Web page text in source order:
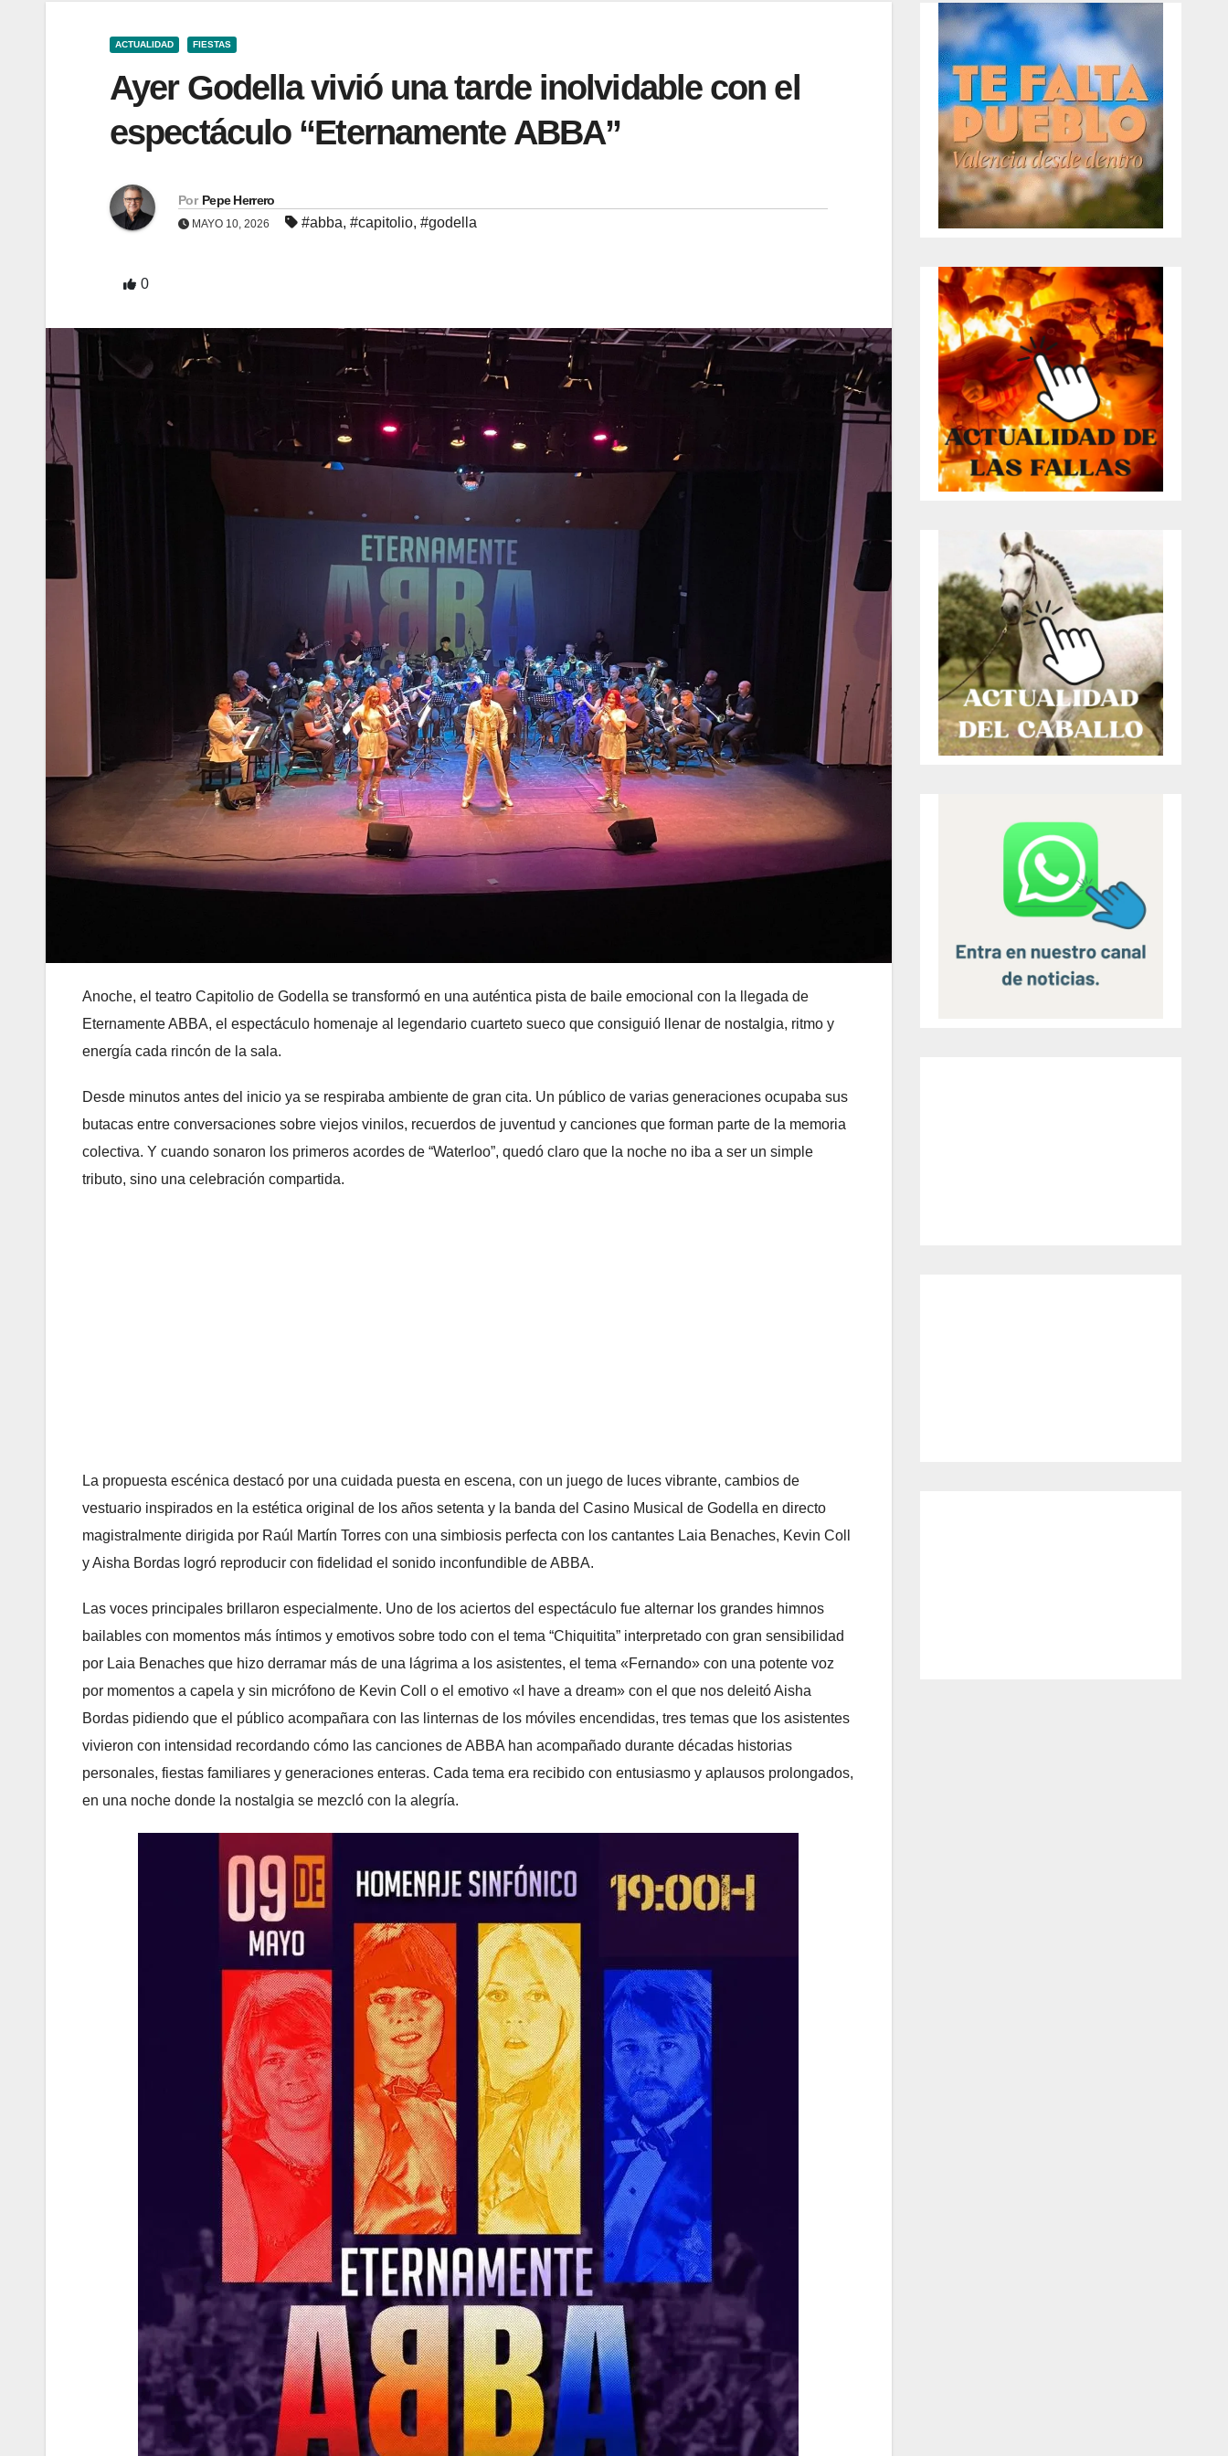
ACTUALIDAD FIESTAS
Ayer Godella vivió una tarde inolvidable con el
espectáculo “Eternamente ABBA”
Por Pepe Herrero
MAYO 10, 2026 #abba, #capitolio, #godella
0
Anoche, el teatro Capitolio de Godella se transformó en una auténtica pista de baile emocional con la llegada de
Eternamente ABBA, el espectáculo homenaje al legendario cuarteto sueco que consiguió llenar de nostalgia, ritmo y
energía cada rincón de la sala.
Desde minutos antes del inicio ya se respiraba ambiente de gran cita. Un público de varias generaciones ocupaba sus
butacas entre conversaciones sobre viejos vinilos, recuerdos de juventud y canciones que forman parte de la memoria
colectiva. Y cuando sonaron los primeros acordes de “Waterloo”, quedó claro que la noche no iba a ser un simple
tributo, sino una celebración compartida.
La propuesta escénica destacó por una cuidada puesta en escena, con un juego de luces vibrante, cambios de
vestuario inspirados en la estética original de los años setenta y la banda del Casino Musical de Godella en directo
magistralmente dirigida por Raúl Martín Torres con una simbiosis perfecta con los cantantes Laia Benaches, Kevin Coll
y Aisha Bordas logró reproducir con fidelidad el sonido inconfundible de ABBA.
Las voces principales brillaron especialmente. Uno de los aciertos del espectáculo fue alternar los grandes himnos
bailables con momentos más íntimos y emotivos sobre todo con el tema “Chiquitita” interpretado con gran sensibilidad
por Laia Benaches que hizo derramar más de una lágrima a los asistentes, el tema «Fernando» con una potente voz
por momentos a capela y sin micrófono de Kevin Coll o el emotivo «I have a dream» con el que nos deleitó Aisha
Bordas pidiendo que el público acompañara con las linternas de los móviles encendidas, tres temas que los asistentes
vivieron con intensidad recordando cómo las canciones de ABBA han acompañado durante décadas historias
personales, fiestas familiares y generaciones enteras. Cada tema era recibido con entusiasmo y aplausos prolongados,
en una noche donde la nostalgia se mezcló con la alegría.